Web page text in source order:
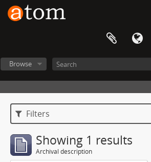
Browse
Filters
Showing 1 results
Archival description